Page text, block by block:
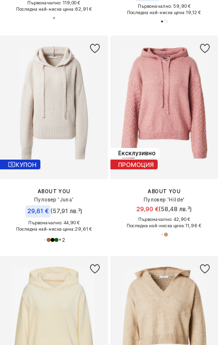
Първоначално: 119,00 €
Последна най-ниска цена:62,91 €
Първоначално: 59,90 €
Последна най-ниска цена:19,12 €
КУПОН
ABOUT YOU
Пуловер 'Juna'
29,61 € (57,91 лв.³)
Първоначално: 44,90 €
Последна най-ниска цена:29,61 €
+2
Ексклузивно
ПРОМОЦИЯ
ABOUT YOU
Пуловер 'Hilde'
29,90 €(58,48 лв.³)
Първоначално: 42,90 €
Последна най-ниска цена:11,96 €